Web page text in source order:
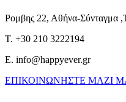
Ρομβης 22, Αθήνα-Σύνταγμα
T. +30 210 3222194
E. info@happyever.gr
ΕΠΙΚΟΙΝΩΝΗΣΤΕ ΜΑΖΙ